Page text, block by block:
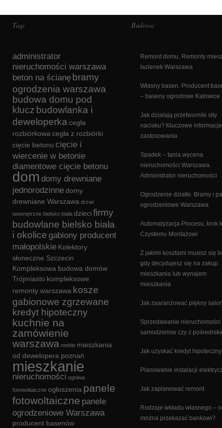
Tagi
administrator
nieruchomości warszawa
beton na ścianę bramy
ogrodzenia warszawa
budowa domu pod
klucz budowlanka i
deweloperka cegła
rozbiórkowa cegła z rozbiórki
cięcie betonu cięcie i
wiercenie w betonie
diamentowe cięcie betonu
dom domy drewniane
jednorodzinnedomy
drewniane Warszawa drzwi
wewnętrzne bielsko biała dzieci firmy
budowlane bielsko biała
i okolice gabiony producent
małopolskie Kolektory
słoneczne Szczecin
Kompleksowa budowa domów
Trójmiasto kompleksowe
remonty warszawa kosze
gabionowe zgrzewane
kredyt hipoteczny
kuchnie na
zamówienie
warszawa meble mieszkania
od dewelopera poznań
mieszkanie
nieruchomości ogniwa
fotowoltaiczne ogłoszenia panele
fotowoltaiczne panele
ogrodzeniowe Warszawa
producent basenów
Budowa
Remont domu. Remonty
łazienek Warszawa
Własny basen. Producent
– baseny ogrodowe Katowice
Jak działają przetworniki siły
nacisku? Kluczowe
zastosowania
Spadek – tania wycena
nieruchomości Warszawa.
Administrator nieruchomości
Ogrodzenie działki. Bramy i
ogrodzeniowe Warszawa
Automatyzacja Procesu, krok
Czystemu Montażowi
Z jakimi kosztami musisz się
gdy decydujesz się na zakup
mieszkania lub wynajem
mieszkania
Jak zaaranżować piękny
Sprzedawanie nieruchomości
samodzielnie czy z
Jak uzyskać kredyt
Planowanie instalacji
Jak zaplanować remont
Rodzaje wkładu własnego –
można przekazać bankowi?